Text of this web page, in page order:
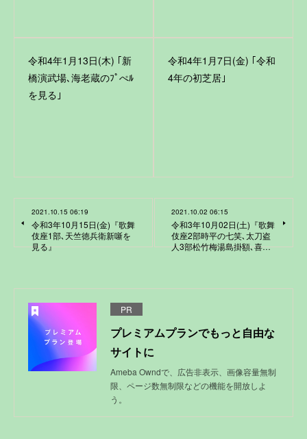
令和4年1月13日(木) ｢新
橋演武場､海老蔵のﾌﾟぺﾙ
を見る｣
令和4年1月7日(金) ｢令和
4年の初芝居｣
2021.10.15 06:19
令和3年10月15日(金)『歌舞
伎座1部､天竺徳兵衛新噺を
見る』
2021.10.02 06:15
令和3年10月02日(土)『歌舞
伎座2部時平の七笑､太刀盗
人3部松竹梅湯島掛額､喜…
PR
プレミアムプランでもっと自由な
サイトに
Ameba Owndで、広告非表示、画像容量無制
限、ページ数無制限などの機能を開放しよ
う。